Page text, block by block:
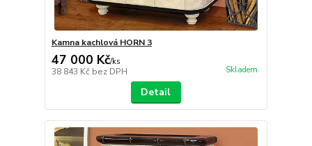
Kamna kachlová HORN 3
47 000 Kč/ks
38 843 Kč bez DPH Skladem
Detail